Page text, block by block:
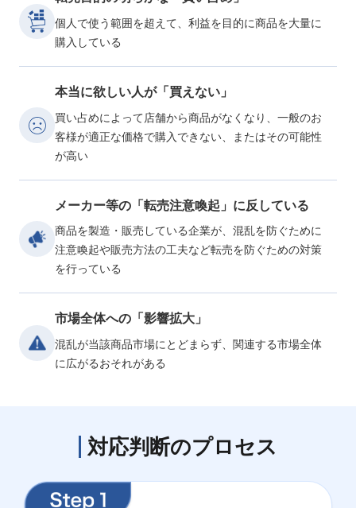
個人で使う範囲を超えて、利益を目的に商品を大量に
購入している
アイコン
本当に欲しい人が「買えない」
買い占めによって店舗から商品がなくなり、一般のお
客様が適正な価格で購入できない、またはその可能性
が高い
アイコン
メーカー等の「転売注意喚起」に反している
商品を製造・販売している企業が、混乱を防ぐために
注意喚起や販売方法の工夫など転売を防ぐための対策
を行っている
市場全体への「影響拡大」
混乱が当該商品市場にとどまらず、関連する市場全体
に広がるおそれがある
対応判断のプロセス